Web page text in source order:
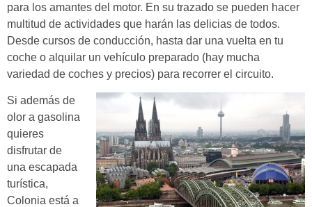
para los amantes del motor. En su trazado se pueden hacer
multitud de actividades que harán las delicias de todos.
Desde cursos de conducción, hasta dar una vuelta en tu
coche o alquilar un vehículo preparado (hay mucha
variedad de coches y precios) para recorrer el circuito.
Si además de
olor a gasolina
quieres
disfrutar de
una escapada
turística,
Colonia está a